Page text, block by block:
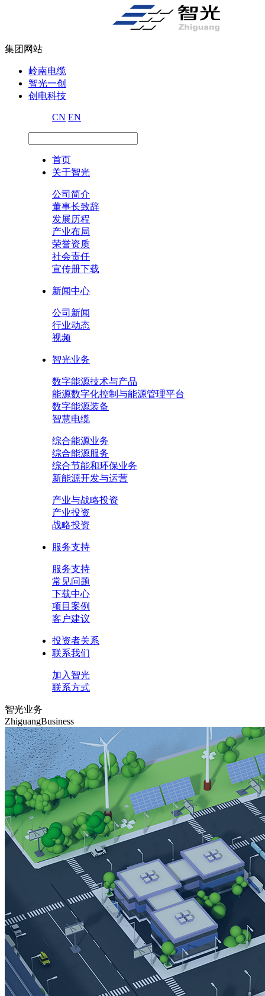
集团网站
岭南电缆
智光一创
创电科技
CN EN
首页
关于智光
公司简介
董事长致辞
发展历程
产业布局
荣誉资质
社会责任
宣传册下载
新闻中心
公司新闻
行业动态
视频
智光业务
数字能源技术与产品
能源数字化控制与能源管理平台
数字能源装备
智慧电缆
综合能源业务
综合能源服务
综合节能和环保业务
新能源开发与运营
产业与战略投资
产业投资
战略投资
服务支持
服务支持
常见问题
下载中心
项目案例
客户建议
投资者关系
联系我们
加入智光
联系方式
智光业务
ZhiguangBusiness